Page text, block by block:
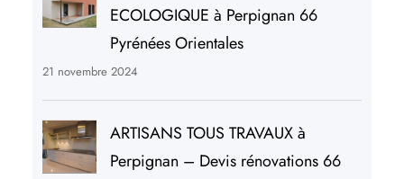
ECOLOGIQUE à Perpignan 66
Pyrénées Orientales
21 novembre 2024
ARTISANS TOUS TRAVAUX à
Perpignan – Devis rénovations 66